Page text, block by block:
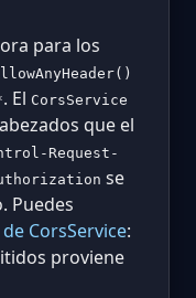
para los
. El CorsService
que el
Request-
se
Puedes
CorsService:
proviene